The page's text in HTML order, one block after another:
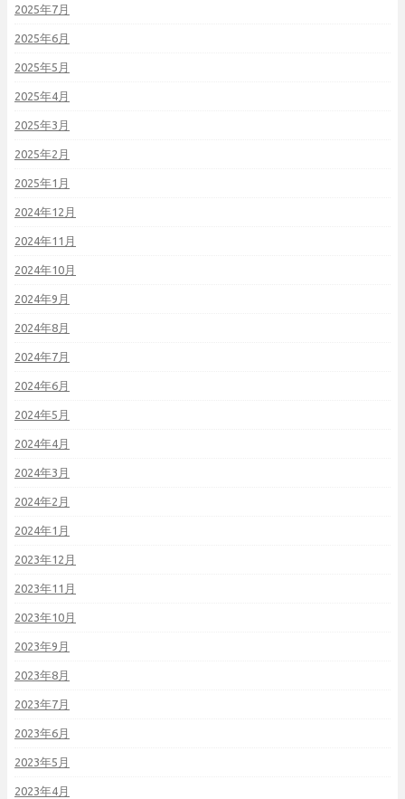
2025年7月
2025年6月
2025年5月
2025年4月
2025年3月
2025年2月
2025年1月
2024年12月
2024年11月
2024年10月
2024年9月
2024年8月
2024年7月
2024年6月
2024年5月
2024年4月
2024年3月
2024年2月
2024年1月
2023年12月
2023年11月
2023年10月
2023年9月
2023年8月
2023年7月
2023年6月
2023年5月
2023年4月